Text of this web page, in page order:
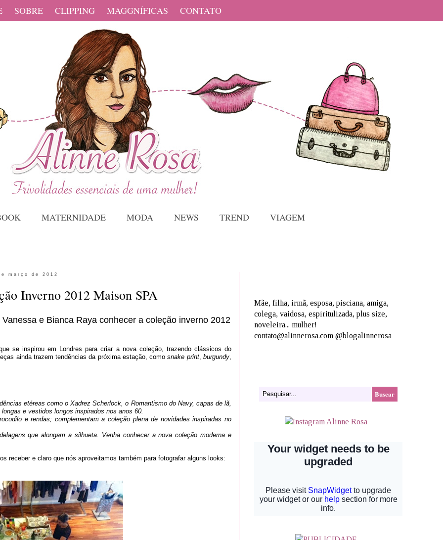
MATERNIDADE MODA NEWS TREND VIAGEM
março de 2012
Inverno 2012 Maison SPA
e Bianca Raya conhecer a coleção inverno 2012
se inspirou em Londres para criar a nova coleção, trazendo clássicos do
ainda trazem tendências da próxima estação, comosnake print,burgundy
etéreas como o Xadrez Scherlock, o Romantismo do Navy, capas de lã,
e vestidos longos inspirados nos anos 60.
e rendas; complementam a coleção plena de novidades inspiradas no
que alongam a silhueta. Venha conhecer a nova coleção moderna e
receber e claro que nós aproveitamos também para fotografar alguns looks:
SOBRE CLIPPING MAGGNÍFICAS CONTATO
Mãe, filha, irmã, esposa, pisciana, amiga,
colega, vaidosa, espiritulizada, plus size,
noveleira... mulher!
contato@alinnerosa.com @blogalinnerosa